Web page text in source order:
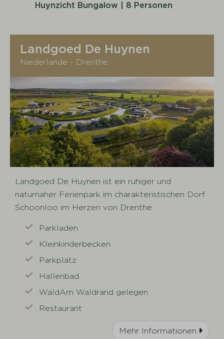
Huynzicht Bungalow | 8 Personen
Landgoed De Huynen
Niederlande - Drenthe
Landgoed De Huynen ist ein ruhiger und
naturnaher Ferienpark im charakteristischen Dorf
Schoonloo im Herzen von Drenthe.
Parkladen
Kleinkinderbecken
Parkplatz
Hallenbad
WaldAm Waldrand gelegen
Restaurant
Mehr Informationen